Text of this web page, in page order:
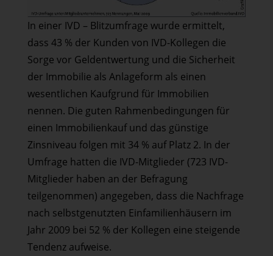
In einer IVD – Blitzumfrage wurde ermittelt,
dass 43 % der Kunden von IVD-Kollegen die
Sorge vor Geldentwertung und die Sicherheit
der Immobilie als Anlageform als einen
wesentlichen Kaufgrund für Immobilien
nennen. Die guten Rahmenbedingungen für
einen Immobilienkauf und das günstige
Zinsniveau folgen mit 34 % auf Platz 2. In der
Umfrage hatten die IVD-Mitglieder (723 IVD-
Mitglieder haben an der Befragung
teilgenommen) angegeben, dass die Nachfrage
nach selbstgenutzten Einfamilienhäusern im
Jahr 2009 bei 52 % der Kollegen eine steigende
Tendenz aufweise.